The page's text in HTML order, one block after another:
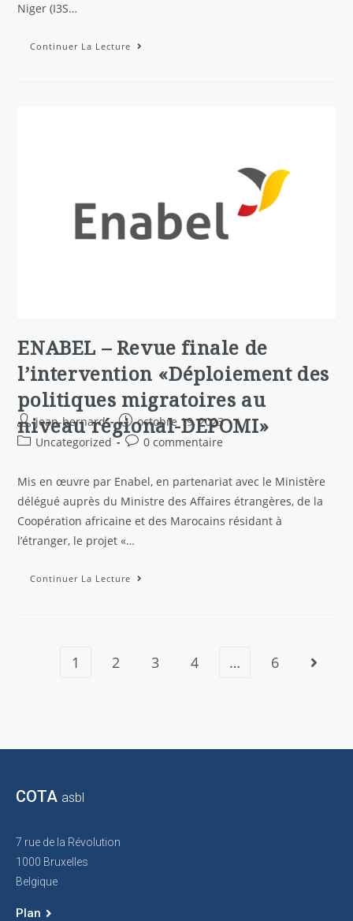
Niger (I3S…
Continuer La Lecture
ENABEL – Revue finale de
l’intervention «Déploiement des
politiques migratoires au
niveau régional-DEPOMI»
jean-bernard
octobre 19, 2023
Uncategorized
0 commentaire
Mis en œuvre par Enabel, en partenariat avec le Ministère
délégué auprès du Ministre des Affaires étrangères, de la
Coopération africaine et des Marocains résidant à
l’étranger, le projet «…
Continuer La Lecture
1 2 3 4 … 6
COTA asbl
7 rue de la Révolution
1000 Bruxelles
Belgique
Plan